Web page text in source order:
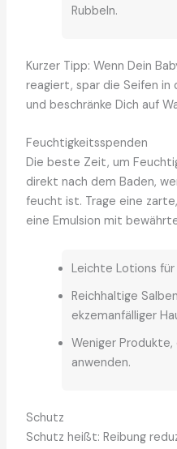
Rubbeln.
Kurzer Tipp: Wenn Dein
reagiert, spar die Seifen
und beschränke Dich auf
Feuchtigkeitsspenden
Die beste Zeit, um
direkt nach dem Baden,
feucht ist. Trage eine
eine Emulsion mit
Leichte Lotions
Reichhaltige
ekzemanfälliger
Weniger
anwenden.
Schutz
Schutz heißt: Reibung